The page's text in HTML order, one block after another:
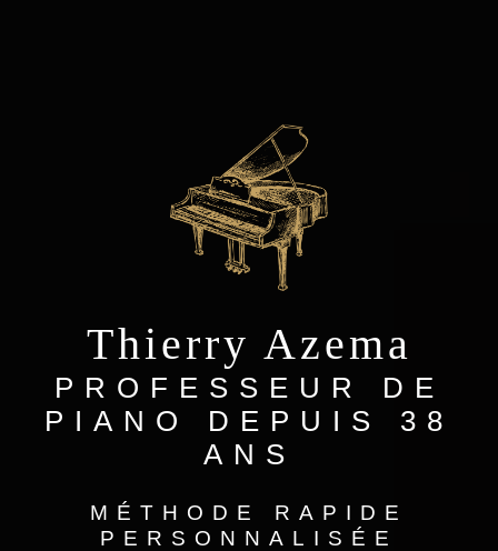
Thierry Azema
PROFESSEUR DE
PIANO DEPUIS 38
ANS
MÉTHODE RAPIDE
PERSONNALISÉE